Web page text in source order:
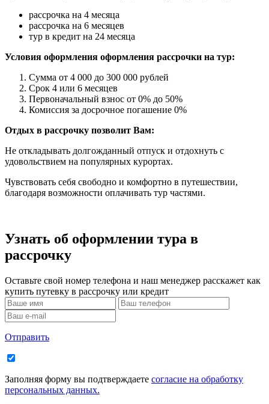
рассрочка на 4 месяца
рассрочка на 6 месяцев
тур в кредит на 24 месяца
Условия оформления оформления рассрочки на тур:
Сумма от 4 000 до 300 000 рублей
Срок 4 или 6 месяцев
Первоначальный взнос от 0% до 50%
Комиссия за досрочное погашение 0%
Отдых в рассрочку позволит Вам:
Не откладывать долгожданный отпуск и отдохнуть с
удовольствием на популярных курортах.
Чувствовать себя свободно и комфортно в путешествии,
благодаря возможности оплачивать тур частями.
Узнать об оформлении тура в
рассрочку
Оставьте свой номер телефона и наш менеджер расскажет как
купить путевку в рассрочку или кредит
Отправить
Заполняя форму вы подтверждаете согласие на обработку
персональных данных.